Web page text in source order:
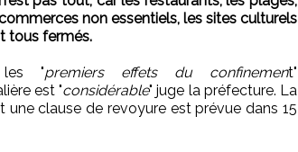
non essentiels, les sites culturels
tous fermés.
"premiers effets du confinement"
est "considérable" juge la préfecture. La
clause de revoyure est prévue dans 15